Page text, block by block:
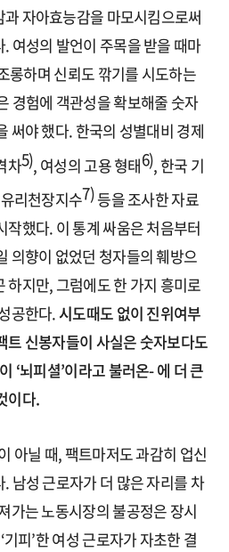
자아효능감을 마모시킴으로써
여성의 발언이 주목을 받을 때마
롱하며 신뢰도 깎기를 시도하는
경험에 객관성을 확보해줄 숫자
써야 했다. 한국의 성별대비 경제
차5), 여성의 고용 형태6), 한국 기
리천장지수7)등을 조사한 자료
작했다. 이 통계 싸움은 처음부터
의향이 없었던 청자들의 훼방으
하지만, 그럼에도 한 가지 흥미로
공한다. 시도때도 없이 진위여부
트 신봉자들이 사실은 숫자보다도
‘뇌피셜’이라고 불러온- 에 더 큰
이다.
아닐 때, 팩트마저도 과감히 업신
남성 근로자가 더 많은 자리를 차
가는 노동시장의 불공정은 장시
피’한 여성 근로자가 자초한 결